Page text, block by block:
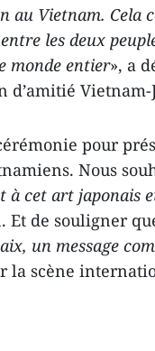
au Vietnam. Cela
les deux
monde entier», a
d’amitié Vietnam-
pour
Nous
à cet art japonais
Et de souligner
un message
la scène